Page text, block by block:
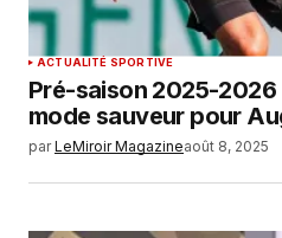
ACTUALITÉ SPORTIVE
Pré-saison 2025-2026
mode sauveur pour
par LeMiroir Magazineaoût 8, 2025